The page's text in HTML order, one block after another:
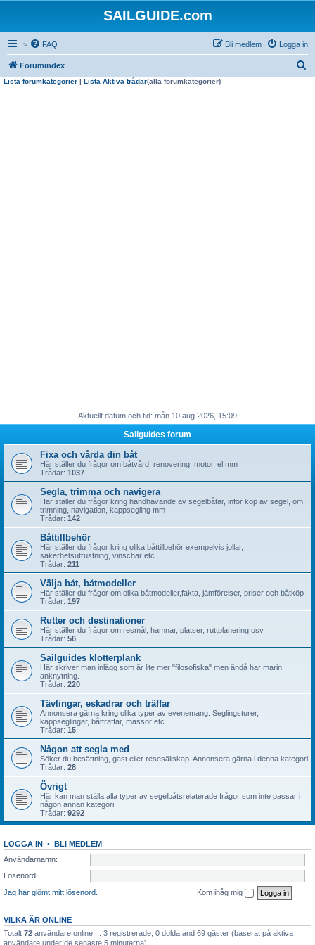
SAILGUIDE.com
> FAQ Logga in
Bli medlem
Forumindex
Lista forumkategorier | Lista Aktiva trådar(alla forumkategorier)
Aktuellt datum och tid: mån 10 aug 2026, 15:09
Sailguides forum
Fixa och vårda din båt
Här ställer du frågor om båtvård, renovering, motor, el mm
Trådar: 1037
Segla, trimma och navigera
Här ställer du frågor kring handhavande av segelbåtar, inför köp av segel, om
trimning, navigation, kappsegling mm
Trådar: 142
Båttillbehör
Här ställer du frågor kring olika båttillbehör exempelvis jollar,
säkerhetsutrustning, vinschar etc
Trådar: 211
Välja båt, båtmodeller
Här ställer du frågor om olika båtmodeller,fakta, jämförelser, priser och båtköp
Trådar: 197
Rutter och destinationer
Här ställer du frågor om resmål, hamnar, platser, ruttplanering osv.
Trådar: 56
Sailguides klotterplank
Här skriver man inlägg som är lite mer "filosofiska" men ändå har marin
anknytning.
Trådar: 220
Tävlingar, eskadrar och träffar
Annonsera gärna kring olika typer av evenemang. Seglingsturer,
kappseglingar, båtträffar, mässor etc
Trådar: 15
Någon att segla med
Söker du besättning, gast eller resesällskap. Annonsera gärna i denna kategori
Trådar: 28
Övrigt
Här kan man ställa alla typer av segelbåtsrelaterade frågor som inte passar i
någon annan kategori
Trådar: 9292
LOGGA IN • BLI MEDLEM
Användarnamn:
Lösenord:
Jag har glömt mitt lösenord.
Kom ihåg mig
VILKA ÄR ONLINE
Totalt 72 användare online: :: 3 registrerade, 0 dolda and 69 gäster (baserat på aktiva
användare under de senaste 5 minuterna)